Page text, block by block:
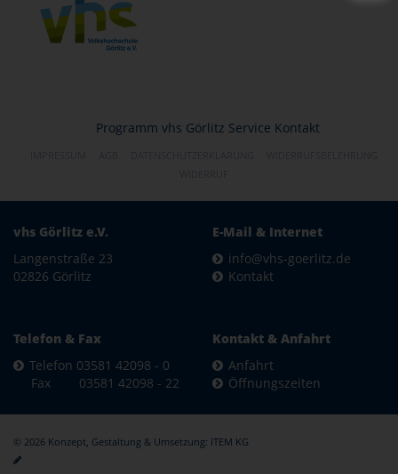
Programm vhs Görlitz Service Kontakt
vhs Görlitz e.V.
Langenstraße 23
02826 Görlitz
E-Mail & Internet
info@vhs-goerlitz.de
Kontakt
Telefon & Fax
Telefon 03581 42098 - 0
Fax 03581 42098 - 22
Kontakt & Anfahrt
Anfahrt
Öffnungszeiten
© 2026 Konzept, Gestaltung & Umsetzung: ITEM KG